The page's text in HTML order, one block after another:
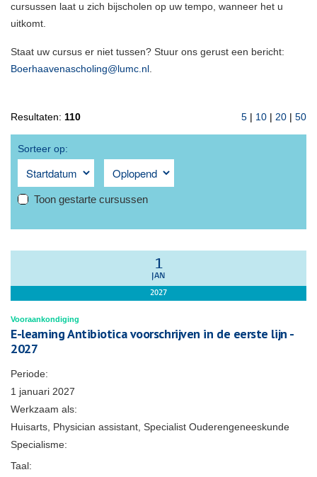
cursussen laat u zich bijscholen op uw tempo, wanneer het u
uitkomt.
Staat uw cursus er niet tussen? Stuur ons gerust een bericht:
Boerhaavenascholing@lumc.nl
Resultaten: 110 5 | 10 | 20 | 50
Sorteer op:
Toon gestarte cursussen
1
JAN
2027
Vooraankondiging
E-learning Antibiotica voorschrijven in de eerste lijn -
2027
Periode:
1 januari 2027
Werkzaam als:
Huisarts, Physician assistant, Specialist Ouderengeneeskunde
Specialisme:
Taal: